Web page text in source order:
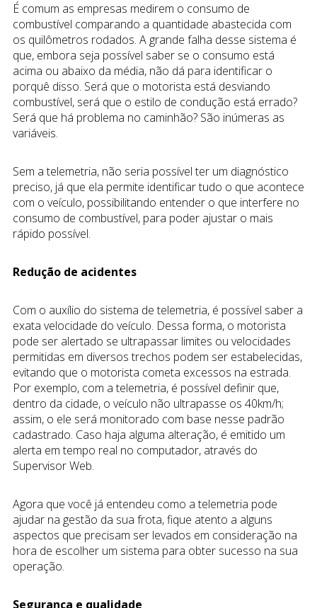
É comum as empresas medirem o consumo de
combustível comparando a quantidade abastecida com
os quilômetros rodados. A grande falha desse sistema é
que, embora seja possível saber se o consumo está
acima ou abaixo da média, não dá para identificar o
porquê disso. Será que o motorista está desviando
combustível, será que o estilo de condução está errado?
Será que há problema no caminhão? São inúmeras as
variáveis.
Sem a telemetria, não seria possível ter um diagnóstico
preciso, já que ela permite identificar tudo o que acontece
com o veículo, possibilitando entender o que interfere no
consumo de combustível, para poder ajustar o mais
rápido possível.
Redução de acidentes
Com o auxílio do sistema de telemetria, é possível saber a
exata velocidade do veículo. Dessa forma, o motorista
pode ser alertado se ultrapassar limites ou velocidades
permitidas em diversos trechos podem ser estabelecidas,
evitando que o motorista cometa excessos na estrada.
Por exemplo, com a telemetria, é possível definir que,
dentro da cidade, o veículo não ultrapasse os 40km/h;
assim, o ele será monitorado com base nesse padrão
cadastrado. Caso haja alguma alteração, é emitido um
alerta em tempo real no computador, através do
Supervisor Web.
Agora que você já entendeu como a telemetria pode
ajudar na gestão da sua frota, fique atento a alguns
aspectos que precisam ser levados em consideração na
hora de escolher um sistema para obter sucesso na sua
operação.
Segurança e qualidade